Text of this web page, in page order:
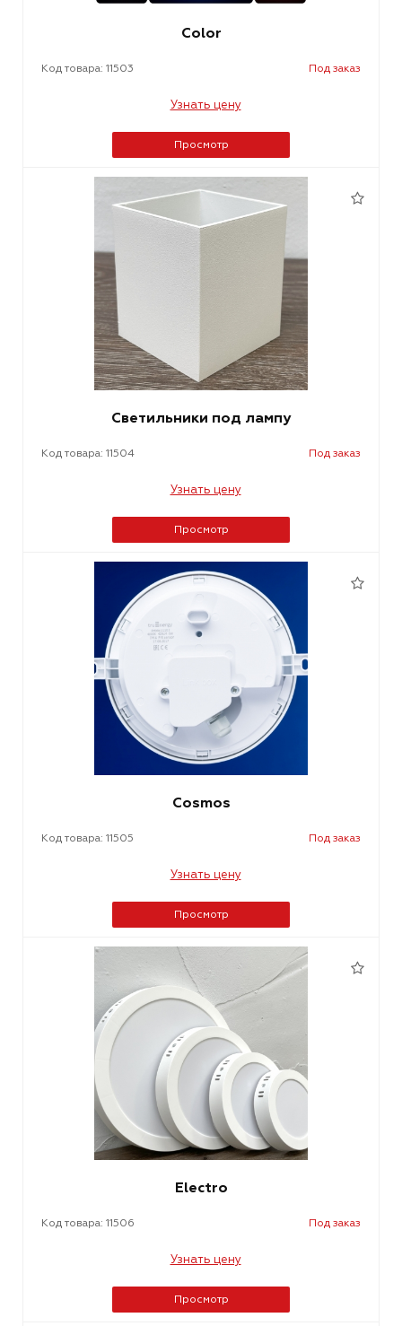
Color
Код товара: 11503 Под заказ
Узнать цену
Просмотр
Светильники под лампу
Код товара: 11504 Под заказ
Узнать цену
Просмотр
Cosmos
Код товара: 11505 Под заказ
Узнать цену
Просмотр
Electro
Код товара: 11506 Под заказ
Узнать цену
Просмотр